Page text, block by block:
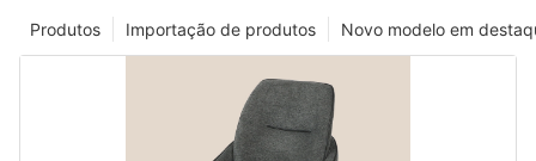
Novo modelo em
Importação de produtos
Produtos